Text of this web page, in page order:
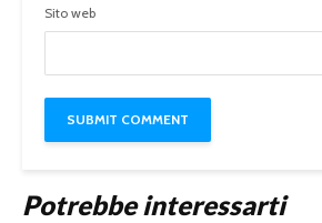
Sito web
Potrebbe interessarti